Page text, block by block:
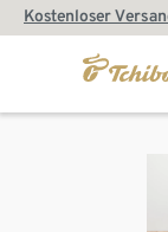
Kostenloser